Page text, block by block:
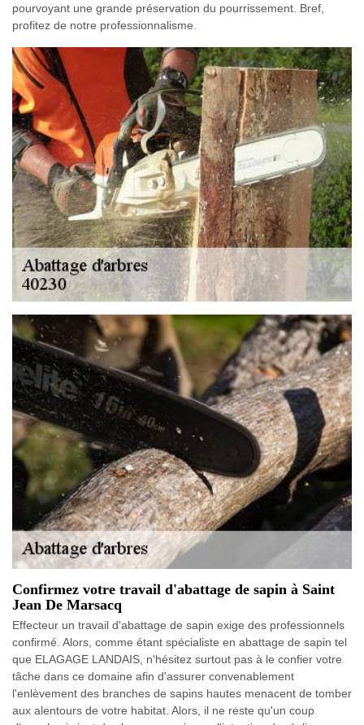
pourvoyant une grande préservation du pourrissement. Bref,
profitez de notre professionnalisme.
Confirmez votre travail d'abattage de sapin à Saint
Jean De Marsacq
Effecteur un travail d'abattage de sapin exige des professionnels
confirmé. Alors, comme étant spécialiste en abattage de sapin tel
que ELAGAGE LANDAIS, n'hésitez surtout pas à le confier votre
tâche dans ce domaine afin d'assurer convenablement
l'enlèvement des branches de sapins hautes menacent de tomber
aux alentours de votre habitat. Alors, il ne reste qu'un coup